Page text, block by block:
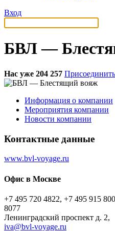
Вход
БВЛ —
Нас уже 204 257
Информация о компании
Мероприятия компании
Новости компании
Контактные данные
www.bvl-voyage.ru
Офис в Москве
+7 495 720 4822, +7 495 915
8077
Ленинградский проспект д. 2,
iva@bvl-voyage.ru